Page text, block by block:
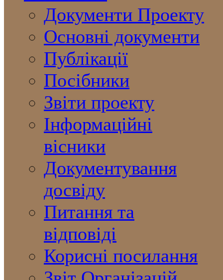
Документи Проекту
Основні документи
Публікації
Посібники
Звіти проекту
Інформаційні
вісники
Документування
досвіду
Питання та
відповіді
Корисні посилання